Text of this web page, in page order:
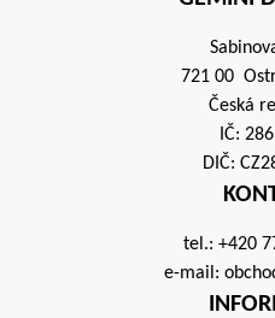
721 00
Česká
IČ:
DIČ:
tel.: +420
e-mail: